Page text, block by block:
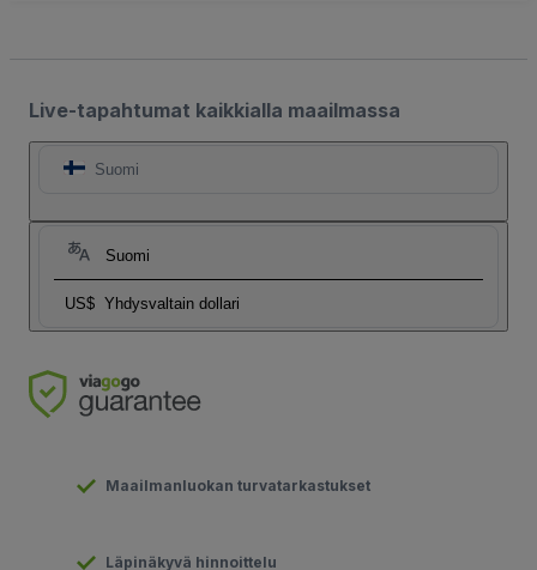
Live-tapahtumat kaikkialla maailmassa
Suomi
Suomi
US$ Yhdysvaltain dollari
Maailmanluokan turvatarkastukset
Läpinäkyvä hinnoittelu